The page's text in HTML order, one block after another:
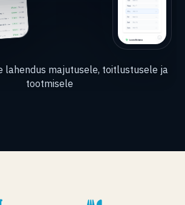
lahendus majutusele, toitlustusele ja
tootmisele